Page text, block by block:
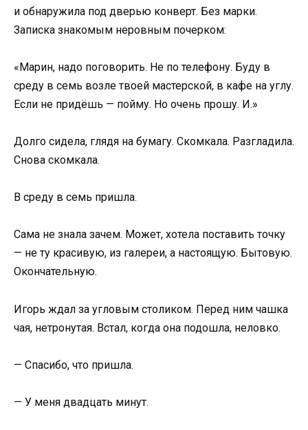
и обнаружила под дверью конверт. Без марки.
Записка знакомым неровным почерком:
«Марин, надо поговорить. Не по телефону. Буду в
среду в семь возле твоей мастерской, в кафе на углу.
Если не придёшь — пойму. Но очень прошу. И.»
Долго сидела, глядя на бумагу. Скомкала. Разгладила.
Снова скомкала.
В среду в семь пришла.
Сама не знала зачем. Может, хотела поставить точку
— не ту красивую, из галереи, а настоящую. Бытовую.
Окончательную.
Игорь ждал за угловым столиком. Перед ним чашка
чая, нетронутая. Встал, когда она подошла, неловко.
— Спасибо, что пришла.
— У меня двадцать минут.